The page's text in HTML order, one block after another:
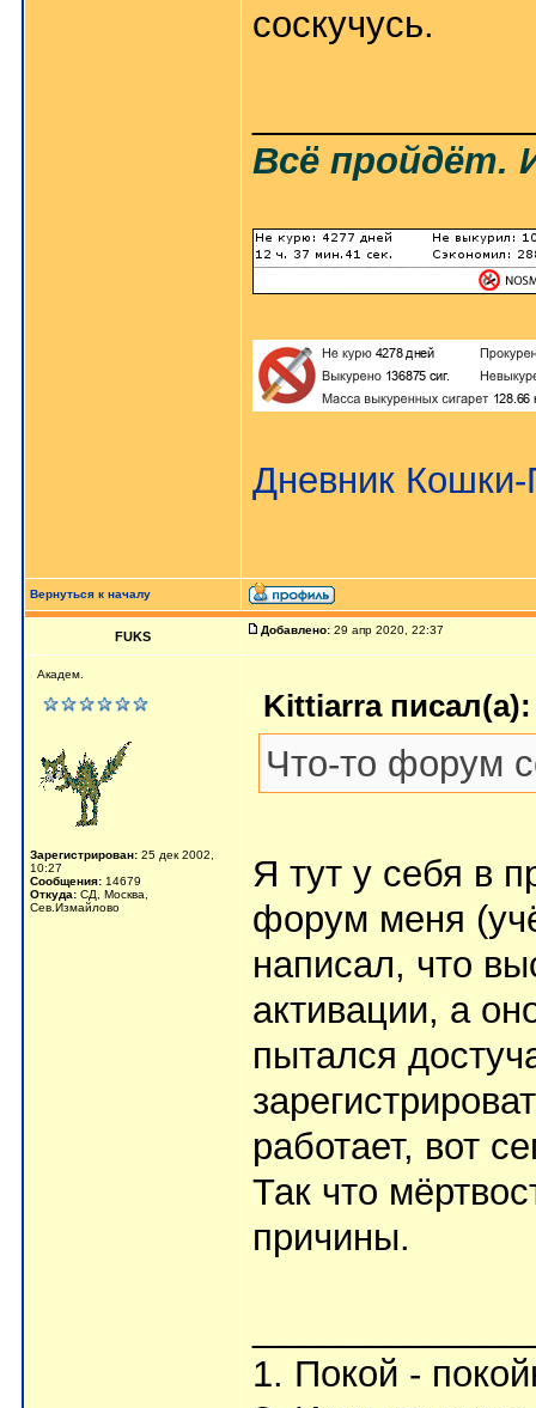
соскучусь.
Всё пройдёт.
Дневник
Вернуться к началу
FUKS Добавлено: 29 апр 2020, 22:37
Академ.
Зарегистрирован: 25 дек 2002,
10:27
Сообщения: 14679
Откуда: СД, Москва,
Сев.Измайлово
Kittiarra писал(а):
Что-то форум
Я тут у себя в
форум меня
написал, что
активации, а
пытался
работает, вот
Так что
причины.
1. Покой -